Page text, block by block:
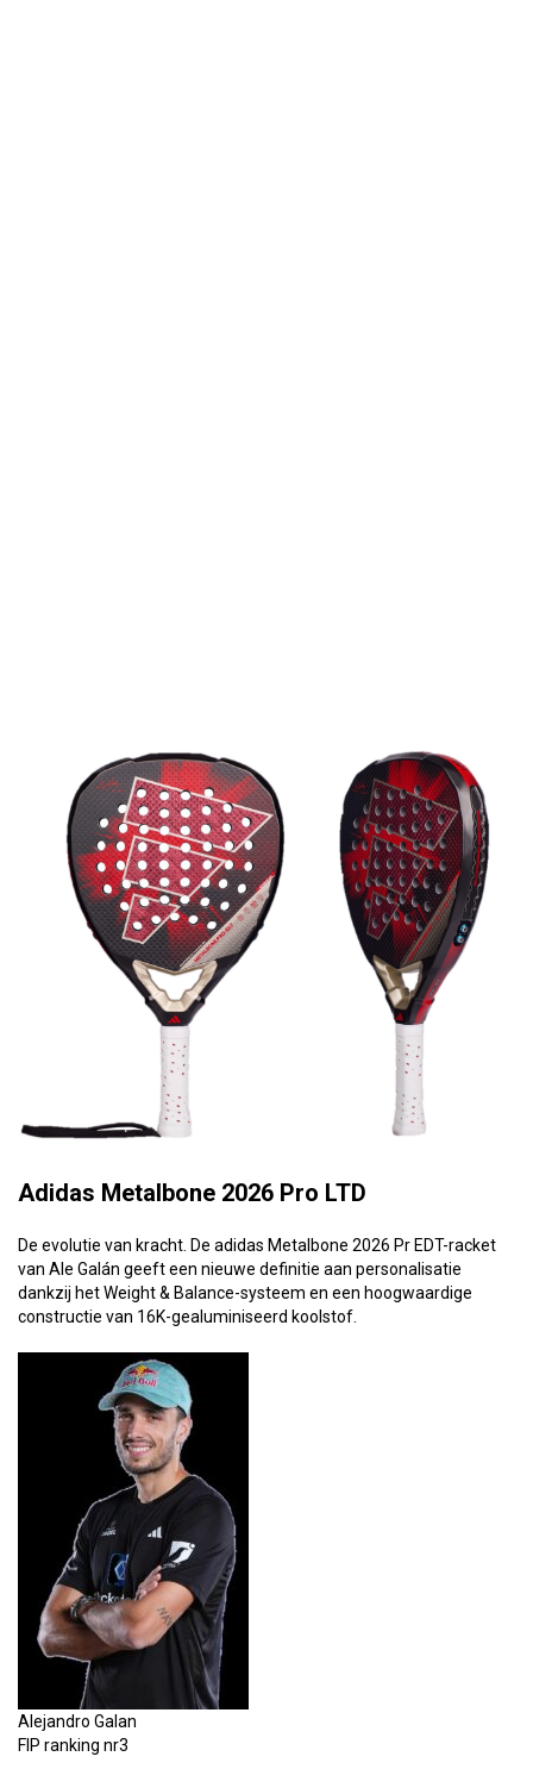
Adidas Metalbone 2026 Pro LTD
De evolutie van kracht. De adidas Metalbone 2026 Pr EDT-racket
van Ale Galán geeft een nieuwe definitie aan personalisatie
dankzij het Weight & Balance-systeem en een hoogwaardige
constructie van 16K-gealuminiseerd koolstof.
Alejandro Galan
FIP ranking nr3